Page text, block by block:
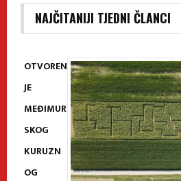
NAJČITANIJI TJEDNI ČLANCI
OTVOREN
JE
MEĐIMUR
SKOG
KURUZN
OG